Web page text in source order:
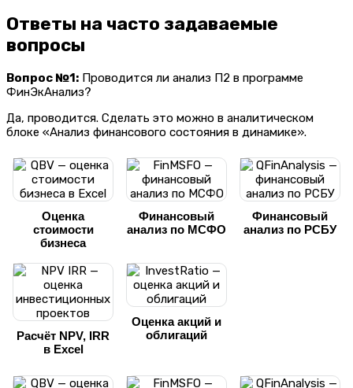
Ответы на часто задаваемые
вопросы
Вопрос №1: Проводится ли анализ П2 в программе
ФинЭкАнализ?
Да, проводится. Сделать это можно в аналитическом
блоке «Анализ финансового состояния в динамике».
Оценка
стоимости
бизнеса
Финансовый
анализ по МСФО
Финансовый
анализ по РСБУ
Расчёт NPV, IRR
в Excel
Оценка акций и
облигаций